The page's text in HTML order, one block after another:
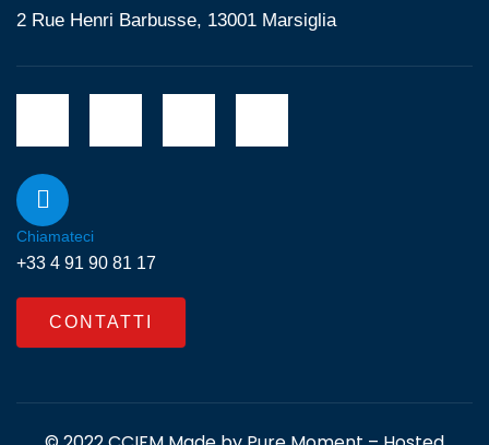
2 Rue Henri Barbusse, 13001 Marsiglia
Chiamateci
+33 4 91 90 81 17
CONTATTI